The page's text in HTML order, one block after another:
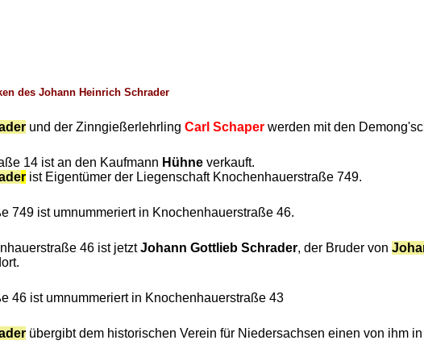
des Johann Heinrich Schrader
und der Zinngießerlehrling Carl Schaper werden mit den
14 ist an den Kaufmann Hühne verkauft.
r ist Eigentümer der Liegenschaft Knochenhauerstraße 749.
749 ist umnummeriert in Knochenhauerstraße 46.
46 ist jetztJohann Gottlieb Schrader, der Bruder von
46 ist umnummeriert in Knochenhauerstraße 43
übergibt dem historischen Verein für Niedersachsen einen von ihm